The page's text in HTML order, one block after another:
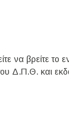
να βρείτε το
Δ.Π.Θ. και